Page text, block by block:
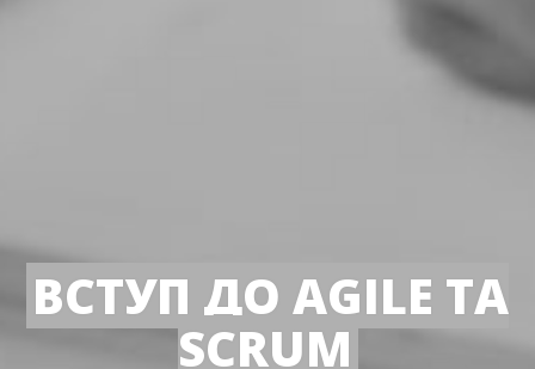
ВСТУП ДО AGILE ТА
SCRUM